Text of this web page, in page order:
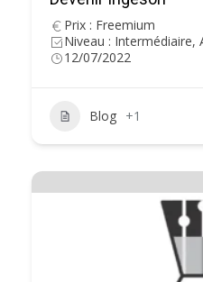
Prix : Freemium
Niveau : Intermédiaire,
12/07/2022
Blog +1